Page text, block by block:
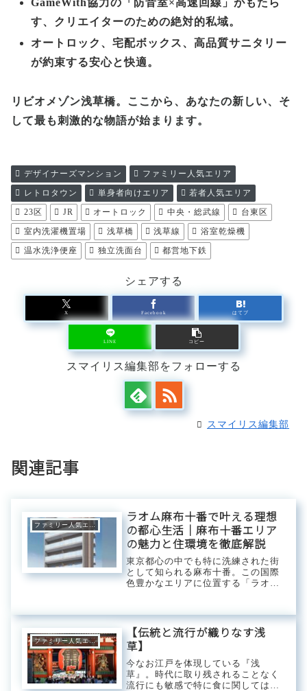
す、クリエイターのための絶対的私域。
オートロック、宅配ボックス、高品質サニタリー
が約束する安心と快適。
リビオメゾン浅草橋。ここから、あなたの新しい、そ
して最も刺激的な物語が始まります。
デザイナーズマンション
ファミリー人気エリア
レトロタウン
単身者向けエリア
若者人気エリア
23区
JR オートロック 中央・総武線
台東区
室内洗濯機置場
浅草橋 浅草線
浴室乾燥機
温水洗浄便座
独立洗面台 都営地下鉄
シェアする
X Facebook はてブ
LINE コピー
スマイリス編集部をフォローする
スマイリス編集部
関連記事
ファミリー人気エリア
ラオム麻布十番で叶える理想
の都心生活｜麻布十番エリア
の魅力と住環境を徹底解説
東京都心の中でも特に洗練された街
として知られる麻布十番。この国際
色豊かなエリアに位置する「ラオム
ジデンスです。本記事では、麻布十
番という特別な立地の魅力と、そこ
で実現できるライ...
ファミリー人気エリア
【伝統と流行が織りなす浅
草】
今なお江戸を体現している『浅
草』。時代に取り残されることなく
流行にも敏感で特に食に関しては伝